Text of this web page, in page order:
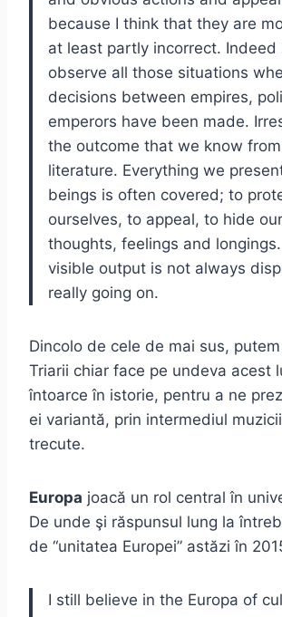
because I think that they are
at least partly incorrect. Indeed
observe all those situations
decisions between empires,
emperors have been made.
the outcome that we know
literature. Everything we
beings is often covered; to
ourselves, to appeal, to hide
thoughts, feelings and
visible output is not always
really going on.
Dincolo de cele de mai sus,
Triarii chiar face pe undeva acest
întoarce în istorie, pentru a ne
ei variantă, prin intermediul
trecute.
Europa joacă un rol central în
De unde şi răspunsul lung la
de “unitatea Europei” astăzi în
I still believe in the Europa of